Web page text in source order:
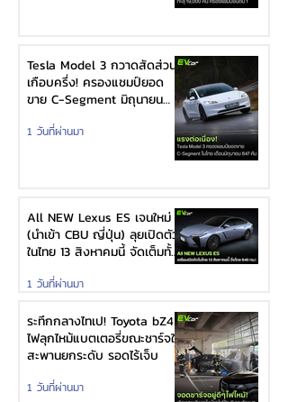
Tesla Model 3 กวาดสัดส่วน
เกือบครึ่ง! ครองแชมป์ยอด
ขาย C-Segment มิถุนายน
1 วันที่ผ่านมา
All NEW Lexus ES เจนใหม่
(นำเข้า CBU ญี่ปุ่น) ลุยเปิดตัว
ในไทย 13 สิงหาคมนี้ จัดเต็มทั้ง
1 วันที่ผ่านมา
ระทึกกลางไทเป! Toyota bZ4X
ไฟลุกไหม้แบตเตอรี่ขณะชาร์จใต้
สะพานยกระดับ รอดไร้เจ็บ
1 วันที่ผ่านมา